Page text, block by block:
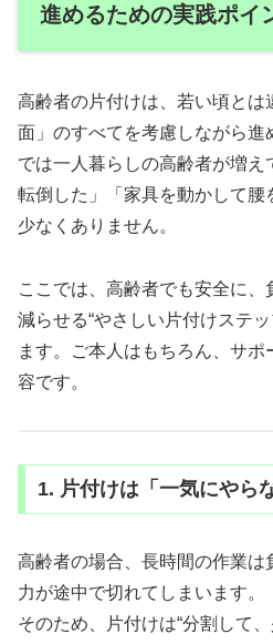
進めるための実践ポイ
高齢者の片付けは、若い頃とは
面」のすべてを考慮しながら進
では一人暮らしの高齢者が増え
転倒した」「家具を動かして腰
少なくありません。
ここでは、高齢者でも安全に
減らせる“やさしい片付けステ
ます。ご本人はもちろん、サ
容です。
1. 片付けは「一気にやら
高齢者の場合、長時間の作業
力が途中で切れてしまいます。
そのため、片付けは“分割して